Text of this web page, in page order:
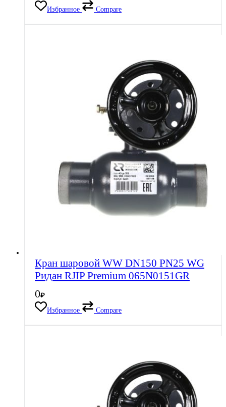
Избранное
Compare
Кран шаровой WW DN150 PN25 WG
Ридан RJIP Premium 065N0151GR
0₽
Избранное
Compare